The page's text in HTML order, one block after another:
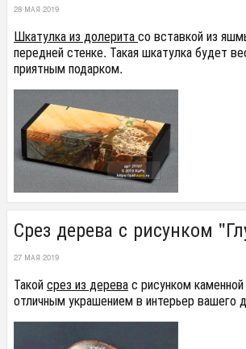
28 МАЯ 2019
Шкатулка из долеритасо вставкой из
передней стенке. Такая шкатулка будет
приятным подарком.
Срез дерева с рисунком
27 МАЯ 2019
Такойсрез из деревас рисунком
отличным украшением в интерьер вашего